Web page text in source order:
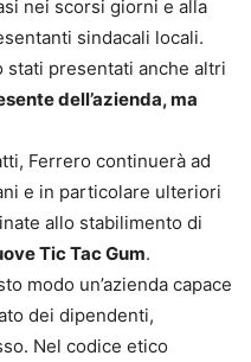
nei scorsi giorni e alla
sindacali locali.
stati presentati anche altri
dell’azienda, ma
Ferrero continuerà ad
e in particolare ulteriori
allo stabilimento di
Tic Tac Gum.
modo un’azienda capace
dei dipendenti,
Nel codice etico